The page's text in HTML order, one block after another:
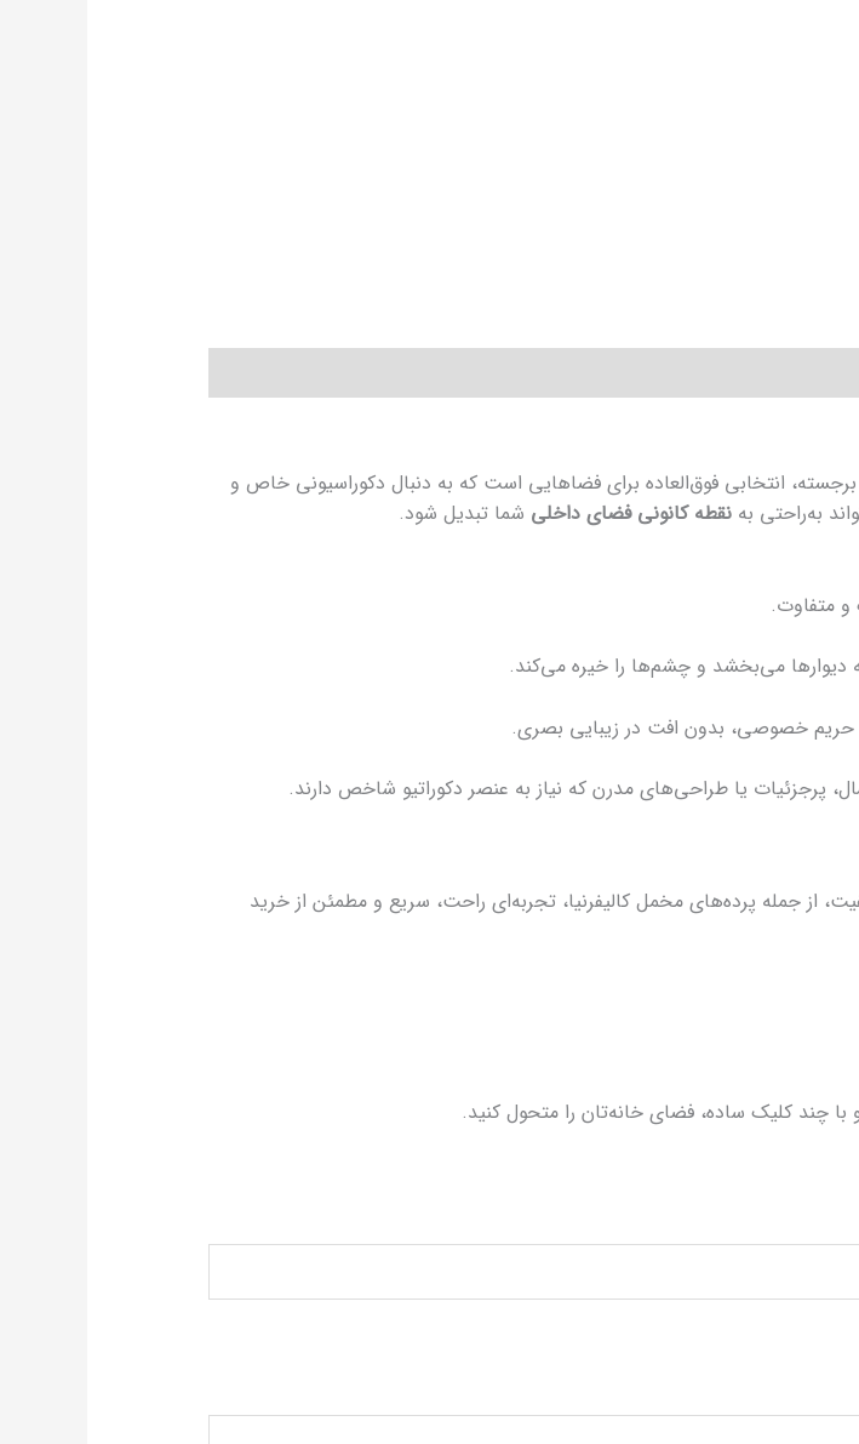
منحصربه‌فرد و طراحی برجسته، انتخابی فوق‌العاده برای فضاهایی است که به دنبال دکوراسیونی خاص و
به‌راحتی به نقطه کانونی فضای داخلی شما تبدیل شود.
و متفاوت.
دیوارها می‌بخشد و چشم‌ها را خیره می‌کند.
حریم خصوصی، بدون افت در زیبایی بصری.
پرجزئیات یا طراحی‌های مدرن که نیاز به عنصر دکوراتیو شاخص دارند.
از جمله پرده‌های مخمل کالیفرنیا، تجربه‌ای راحت، سریع و مطمئن از خرید
چند کلیک ساده، فضای خانه‌تان را متحول کنید.